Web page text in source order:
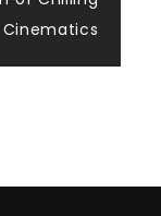
Cinematics